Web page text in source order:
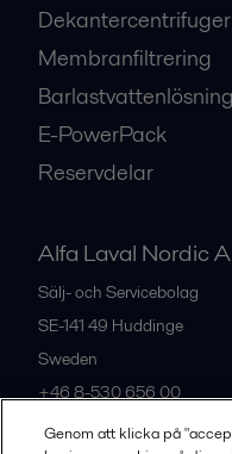
Dekantercentrifuger
Membranfiltrering
E-PowerPack
Reservdelar
Alfa Laval Nordic
Sälj- och Servicebolag
SE-141 49 Huddinge
Sweden
+46 8-530 656 00
Genom att klicka på